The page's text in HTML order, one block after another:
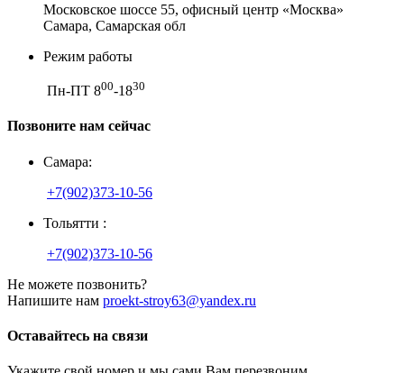
Московское шоссе 55, офисный центр «Москва»
Самара, Самарская обл
Режим работы
Пн-ПТ 800-1830
Позвоните нам сейчас
Самара:
+7(902)373-10-56
Тольятти :
+7(902)373-10-56
Не можете позвонить?
Напишите нам proekt-stroy63@yandex.ru
Оставайтесь на связи